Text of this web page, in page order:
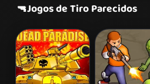
🔫Jogos de Tiro Parecidos